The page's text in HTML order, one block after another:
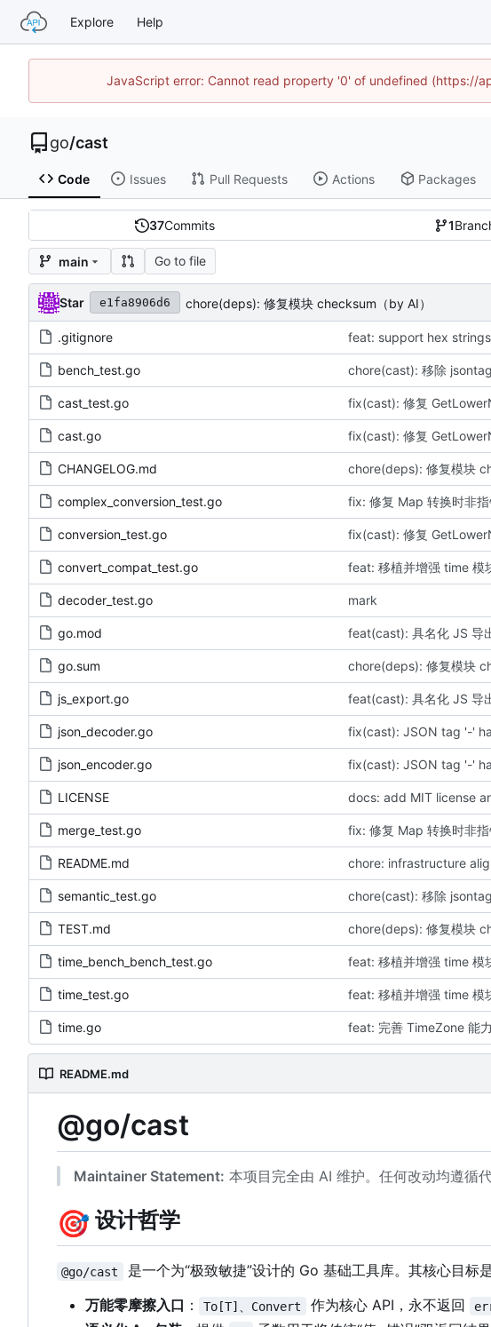
Explore Help
JavaScript error: Cannot read property '0' of undefined (https://
go/cast
Code Issues Pull Requests Actions Packages
37Commits 1
main Go to file
Star e1fa8906d6 chore(deps): 修复模块 checksum（by AI）
.gitignore feat: support hex
bench_test.go chore(cast): 移除
cast_test.go
cast.go
CHANGELOG.md chore(deps): 修复模块
complex_conversion_test.go fix: 修复 Map 转换时非
conversion_test.go
convert_compat_test.go
decoder_test.go mark
go.mod feat(cast): 具名化 JS 导
go.sum chore(deps): 修复模块
js_export.go feat(cast): 具名化 JS 导
json_decoder.go fix(cast): JSON tag '-'
json_encoder.go fix(cast): JSON tag '-'
LICENSE docs: add MIT license
merge_test.go fix: 修复 Map 转换时非
README.md chore: infrastructure
semantic_test.go chore(cast): 移除
TEST.md chore(deps): 修复模块
time_bench_bench_test.go
time_test.go
time.go
README.md
@go/cast
Maintainer Statement: 本项目完全由 AI 维护。任何改动均遵循
🎯 设计哲学
@go/cast 是一个为“极致敏捷”设计的 Go 基础工具库。其核心目标
万能零摩擦入口 ： To[T]、Convert 作为核心 API ， 永不返回